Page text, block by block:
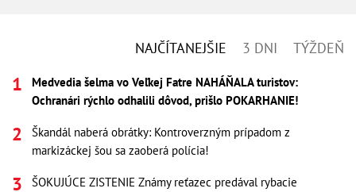
NAJČÍTANEJŠIE 3 DNI TÝŽDEŇ
Medvedia šelma vo Veľkej Fatre NAHÁŇALA turistov:
Ochranári rýchlo odhalili dôvod, prišlo POKARHANIE!
Škandál naberá obrátky: Kontroverzným prípadom z
markizáckej šou sa zaoberá polícia!
ŠOKUJÚCE ZISTENIE Známy reťazec predával rybacie